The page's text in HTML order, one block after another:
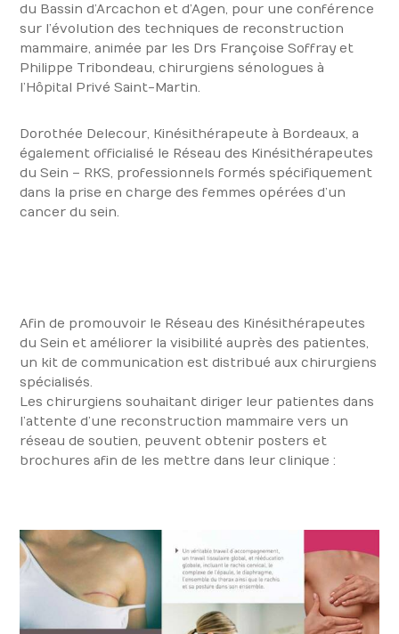
du Bassin d’Arcachon et d’Agen, pour une conférence
sur l’évolution des techniques de reconstruction
mammaire, animée par les Drs Françoise Soffray et
Philippe Tribondeau, chirurgiens sénologues à
l’Hôpital Privé Saint-Martin.
Dorothée Delecour, Kinésithérapeute à Bordeaux, a
également officialisé le Réseau des Kinésithérapeutes
du Sein – RKS, professionnels formés spécifiquement
dans la prise en charge des femmes opérées d’un
cancer du sein.
Afin de promouvoir le Réseau des Kinésithérapeutes
du Sein et améliorer la visibilité auprès des patientes,
un kit de communication est distribué aux chirurgiens
spécialisés.
Les chirurgiens souhaitant diriger leur patientes dans
l’attente d’une reconstruction mammaire vers un
réseau de soutien, peuvent obtenir posters et
brochures afin de les mettre dans leur clinique :